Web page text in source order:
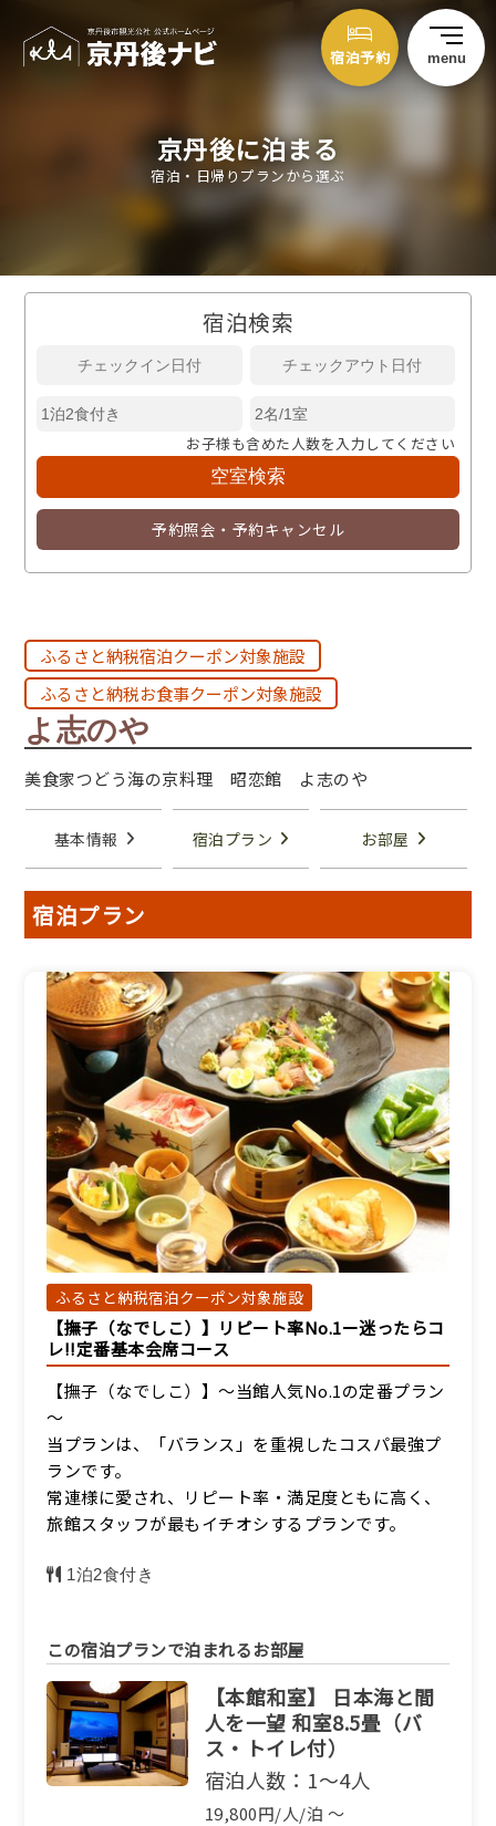
宿泊予約 menu
京丹後に泊まる
宿泊・日帰りプランから選ぶ
宿泊検索
お子様も含めた人数を入力してください
予約照会・予約キャンセル
ふるさと納税宿泊クーポン対象施設
ふるさと納税お食事クーポン対象施設
よ志のや
美食家つどう海の京料理 昭恋館 よ志のや
基本情報 宿泊プラン お部屋
宿泊プラン
ふるさと納税宿泊クーポン対象施設
【撫子（なでしこ）】リピート率No.1ー迷ったらコ
レ!!定番基本会席コース
【撫子（なでしこ）】～当館人気No.1の定番プラン
～
当プランは、「バランス」を重視したコスパ最強プ
ランです。
常連様に愛され、リピート率・満足度ともに高く、
旅館スタッフが最もイチオシするプランです。
1泊2食付き
この宿泊プランで泊まれるお部屋
【本館和室】 日本海と間
人を一望 和室8.5畳（バ
ス・トイレ付）
宿泊人数：1～4人
19,800円/人/泊 ～